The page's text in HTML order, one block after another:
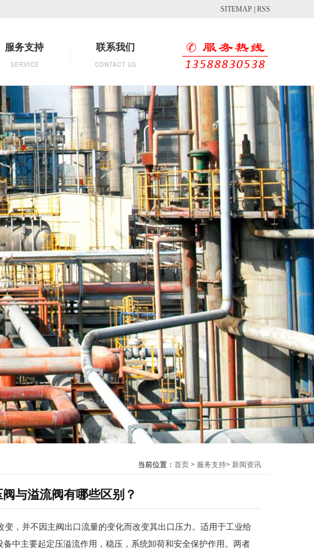
SITEMAP RSS
服务支持 联系我们
当前位置： 首页 > 服务支持> 新闻资讯
与溢流阀有哪些区别？
，并不因主阀出口流量的变化而改变其出口压力。适用于工业给
中主要起定压溢流作用，稳压，系统卸荷和安全保护作用。两者